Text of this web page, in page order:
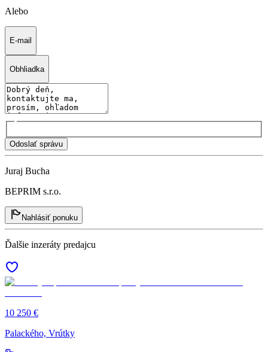
Alebo
E-mail
Obhliadka
Odoslať správu
Juraj Bucha
BEPRIM s.r.o.
Nahlásiť ponuku
Ďalšie inzeráty predajcu
10 250 €
Palackého, Vrútky